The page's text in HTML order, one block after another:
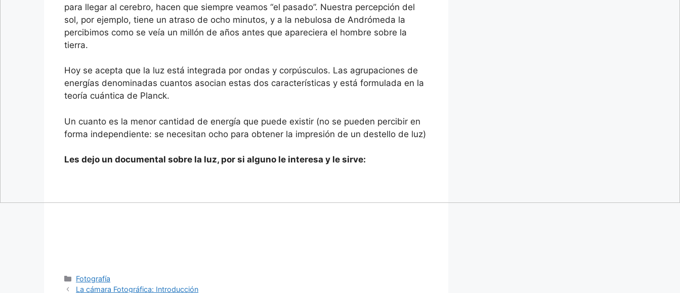
para llegar al cerebro, hacen que siempre veamos “el pasado”. Nuestra percepción del
sol, por ejemplo, tiene un atraso de ocho minutos, y a la nebulosa de Andrómeda la
percibimos como se veía un millón de años antes que apareciera el hombre sobre la
tierra.
Hoy se acepta que la luz está integrada por ondas y corpúsculos. Las agrupaciones de
energías denominadas cuantos asocian estas dos características y está formulada en la
teoría cuántica de Planck.
Un cuanto es la menor cantidad de energía que puede existir (no se pueden percibir en
forma independiente: se necesitan ocho para obtener la impresión de un destello de luz)
Les dejo un documental sobre la luz, por si alguno le interesa y le sirve:
Categorías
Fotografía
La cámara Fotográfica: Introducción